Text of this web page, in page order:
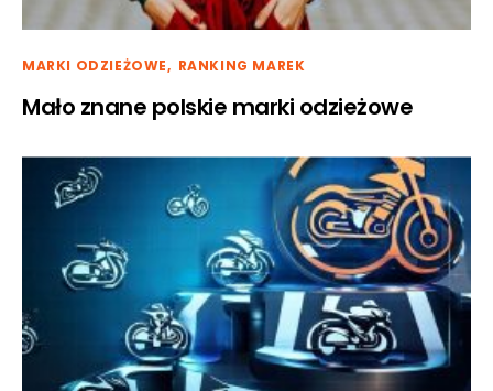
MARKI ODZIEŻOWE RANKING MAREK
Mało znane polskie marki odzieżowe